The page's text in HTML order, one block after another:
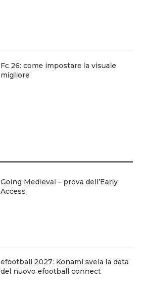
Fc 26: come impostare la visuale
migliore
Going Medieval – prova dell’Early
Access
efootball 2027: Konami svela la data
del nuovo efootball connect